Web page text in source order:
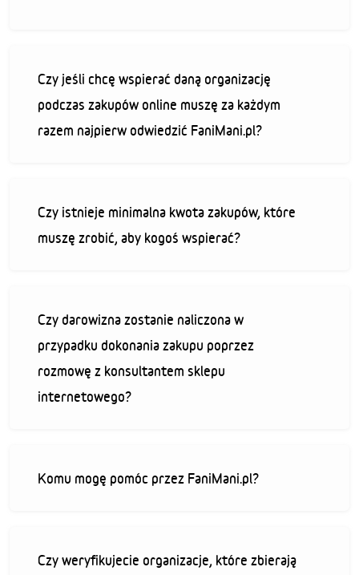
Czy jeśli chcę wspierać daną organizację
podczas zakupów online muszę za każdym
razem najpierw odwiedzić FaniMani.pl?
Czy istnieje minimalna kwota zakupów, które
muszę zrobić, aby kogoś wspierać?
Czy darowizna zostanie naliczona w
przypadku dokonania zakupu poprzez
rozmowę z konsultantem sklepu
internetowego?
Komu mogę pomóc przez FaniMani.pl?
Czy weryfikujecie organizacje, które zbierają